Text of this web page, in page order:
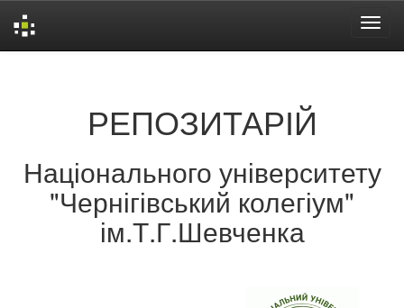
РЕПОЗИТАРІЙ
Національного університету
"Чернігівський колегіум"
ім.Т.Г.Шевченка